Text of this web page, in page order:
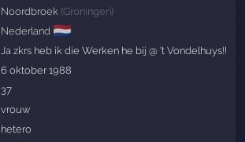
Noordbroek (Groningen)
Nederland 🇳🇱
Ja zkrs heb ik die Werken he bij @ 't Vondelhuys!!
6 oktober 1988
37
vrouw
hetero